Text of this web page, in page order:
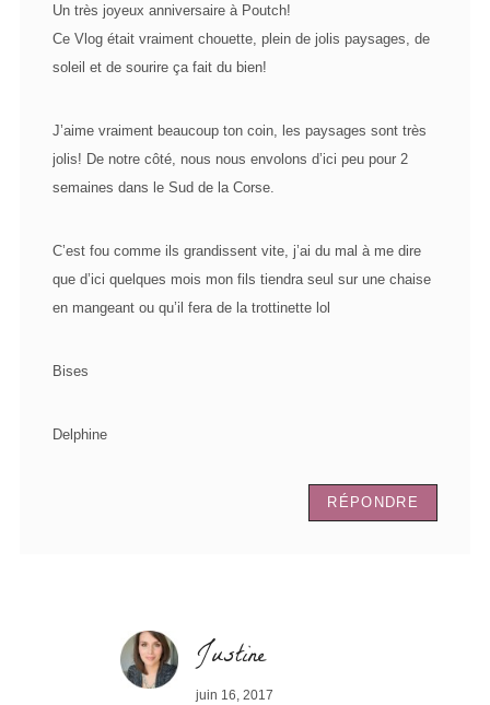
Un très joyeux anniversaire à Poutch!
Ce Vlog était vraiment chouette, plein de jolis paysages, de
soleil et de sourire ça fait du bien!
J’aime vraiment beaucoup ton coin, les paysages sont très
jolis! De notre côté, nous nous envolons d’ici peu pour 2
semaines dans le Sud de la Corse.
C’est fou comme ils grandissent vite, j’ai du mal à me dire
que d’ici quelques mois mon fils tiendra seul sur une chaise
en mangeant ou qu’il fera de la trottinette lol
Bises
Delphine
RÉPONDRE
Justine
juin 16, 2017